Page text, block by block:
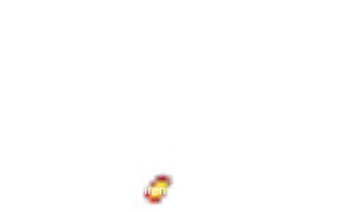
Konzeption des Key Visuals des Niedersächsischen
Medienpreis in den Jahren 2022-2024